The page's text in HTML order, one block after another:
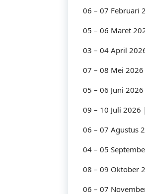
06 – 07 Februari
05 – 06 Maret
03 – 04 April
07 – 08 Mei
05 – 06 Juni
09 – 10 Juli 2026
06 – 07 Agustus
04 – 05
08 – 09 Oktober
06 – 07